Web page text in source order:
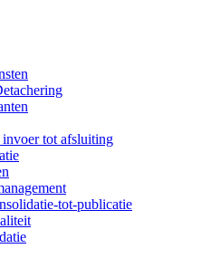
tot afsluiting
tot-publicatie